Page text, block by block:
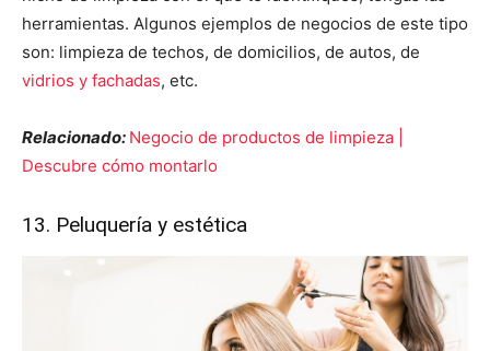
herramientas. Algunos ejemplos de negocios de este tipo
son: limpieza de techos, de domicilios, de autos, de
vidrios y fachadas, etc.
Relacionado: Negocio de productos de limpieza |
Descubre cómo montarlo
13. Peluquería y estética